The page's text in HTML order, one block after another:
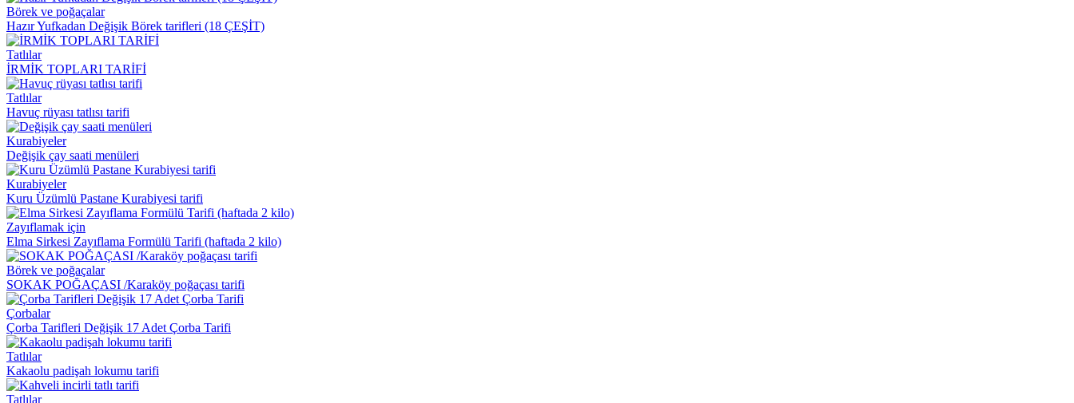
Börek ve poğaçalar
Hazır Yufkadan Değişik Börek tarifleri (18 ÇEŞİT)
Tatlılar
İRMİK TOPLARI TARİFİ
Tatlılar
Havuç rüyası tatlısı tarifi
Kurabiyeler
Değişik çay saati menüleri
Kurabiyeler
Kuru Üzümlü Pastane Kurabiyesi tarifi
Zayıflamak için
Elma Sirkesi Zayıflama Formülü Tarifi (haftada 2 kilo)
Börek ve poğaçalar
SOKAK POĞAÇASI /Karaköy poğaçası tarifi
Çorbalar
Çorba Tarifleri Değişik 17 Adet Çorba Tarifi
Tatlılar
Kakaolu padişah lokumu tarifi
Tatlılar